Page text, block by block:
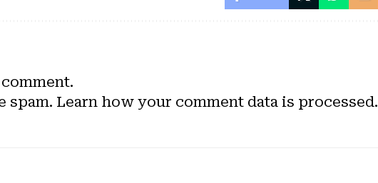
spam. Learn how your comment data is processed.